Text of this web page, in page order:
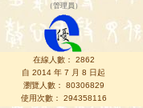
（管理員 ）
在線人數： 2862
自 2014 年 7 月 8 日起
瀏覽人數： 80306829
使用次數： 294358116